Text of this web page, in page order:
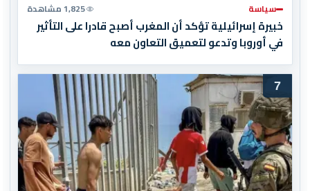
سياسة 1,825 مشاهدة
خبيرة إسرائيلية تؤكد أن المغرب أصبح قادرا على التأثير
في أوروبا وتدعو لتعميق التعاون معه
7